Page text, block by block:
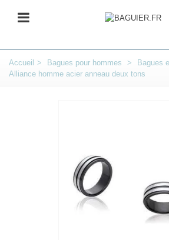
Accueil > Bagues pour hommes > Bagues
Alliance homme acier anneau deux tons